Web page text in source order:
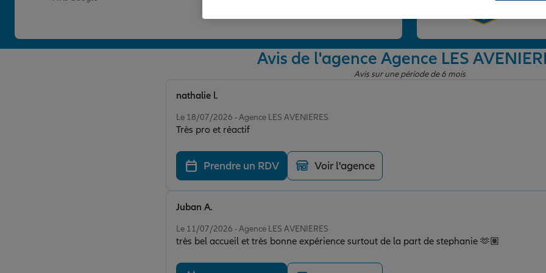
Avis de l'agence Agence LES
Avis sur une période de 6 mois
Le 18/07/2026 - Agence LES AVENIERES
Très pro et réactif
nathalie l.
Prendre un RDV Voir l'agence
Le 11/07/2026 - Agence LES AVENIERES
très bel accueil et très bonne expérience surtout de la part de stephanie 🫶🏽
Juban A.